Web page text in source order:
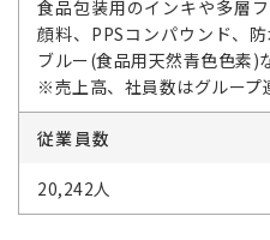
食品包装用のインキや多層
顔料、PPSコンパウンド、
ブルー(食品用天然青色色素)
※売上高、社員数はグループ
従業員数
20,242人